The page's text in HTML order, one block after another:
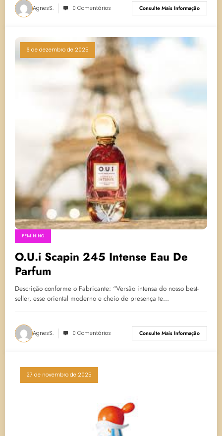
AgnesS. 0 Comentários Consulte Mais Informação
6 de dezembro de 2025
FEMININO
O.U.i Scapin 245 Intense Eau De
Parfum
Descrição conforme o Fabricante: “Versão intensa do nosso best-
seller, esse oriental moderno e cheio de presença te…
AgnesS. 0 Comentários Consulte Mais Informação
27 de novembro de 2025